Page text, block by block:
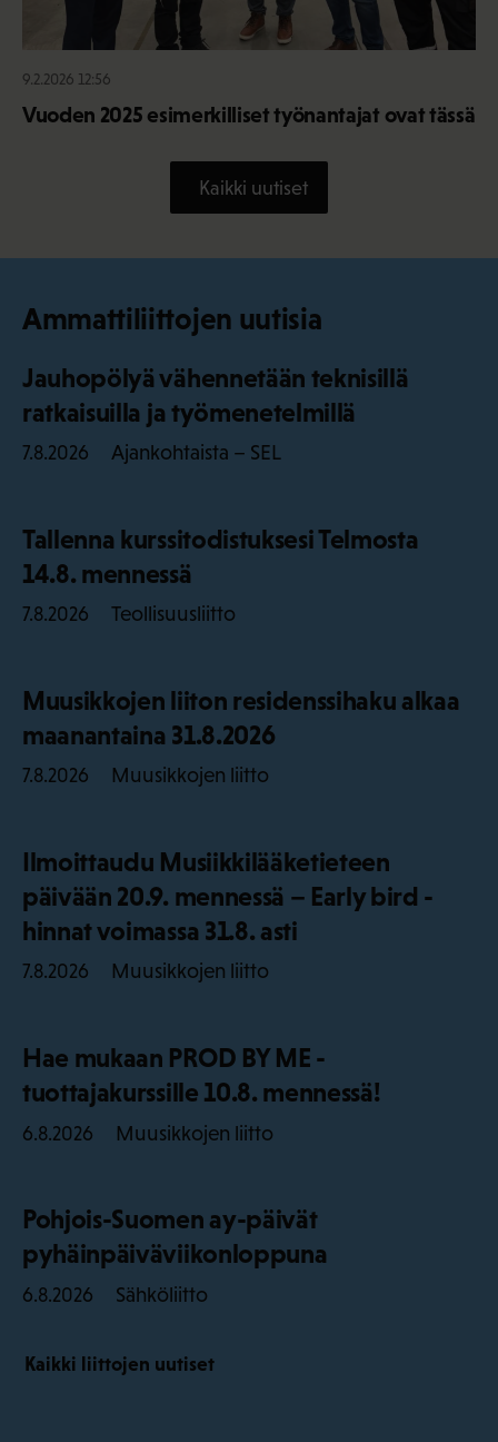
9.2.2026 12:56
Vuoden 2025 esimerkilliset työnantajat ovat tässä
Kaikki uutiset
Ammattiliittojen uutisia
Jauhopölyä vähennetään teknisillä
ratkaisuilla ja työmenetelmillä
7.8.2026 Ajankohtaista – SEL
Tallenna kurssitodistuksesi Telmosta
14.8. mennessä
7.8.2026 Teollisuusliitto
Muusikkojen liiton residenssihaku alkaa
maanantaina 31.8.2026
7.8.2026 Muusikkojen liitto
Ilmoittaudu Musiikkilääketieteen
päivään 20.9. mennessä – Early bird -
hinnat voimassa 31.8. asti
7.8.2026 Muusikkojen liitto
Hae mukaan PROD BY ME -
tuottajakurssille 10.8. mennessä!
6.8.2026 Muusikkojen liitto
Pohjois-Suomen ay-päivät
pyhäinpäiväviikonloppuna
6.8.2026 Sähköliitto
Kaikki liittojen uutiset